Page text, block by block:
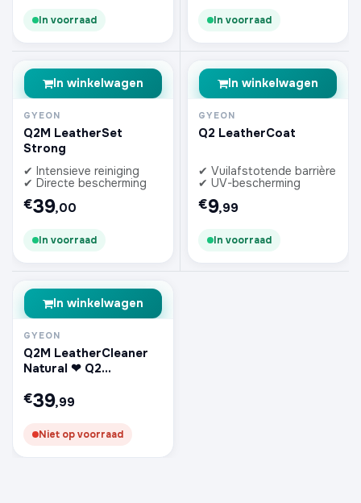
In voorraad In voorraad
In winkelwagen
GYEON
Q2M LeatherSet
Strong
✔ Intensieve reiniging
✔ Directe bescherming
€39,00
In voorraad
In winkelwagen
GYEON
Q2 LeatherCoat
✔ Vuilafstotende barrière
✔ UV-bescherming
€9,99
In voorraad
In winkelwagen
GYEON
Q2M LeatherCleaner
Natural ❤︎⁠ Q2
€39,99
Niet op voorraad